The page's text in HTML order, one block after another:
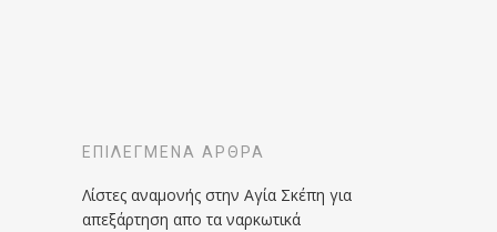
ΕΠΙΛΕΓΜΈΝΑ ΆΡΘΡΑ
Λίστες αναμονής στην Αγία Σκέπη για
απεξάρτηση απο τα ναρκωτικά